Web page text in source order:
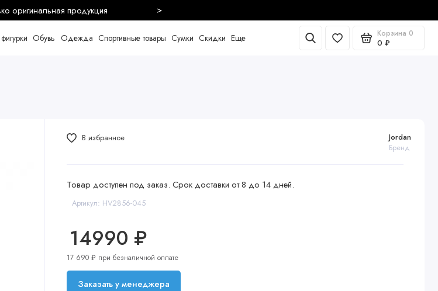
и быстрая доставка >
Обувь Одежда Спортивные товары Сумки Скидки Еще Корзина 0
0 ₽
Товар доступен под заказ. Срок доставки от 8 до 14 дней.
Артикул: HV2856-045
Jordan
Бренд
14990 ₽
17 690 ₽ при безналичной оплате
Заказать у менеджера
В избранное